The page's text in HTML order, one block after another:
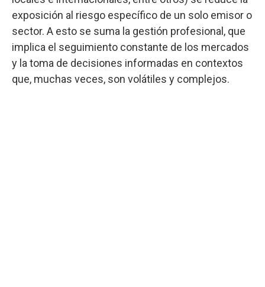
exposición al riesgo específico de un solo emisor o
sector. A esto se suma la gestión profesional, que
implica el seguimiento constante de los mercados
y la toma de decisiones informadas en contextos
que, muchas veces, son volátiles y complejos.